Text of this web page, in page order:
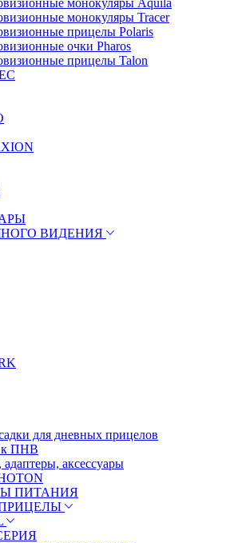
монокуляры Aquila
монокуляры Tracer
прицелы Polaris
очки Pharos
прицелы Talon
ВИДЕНИЯ
для дневных прицелов
к ПНВ
аксессуары
ПИТАНИЯ